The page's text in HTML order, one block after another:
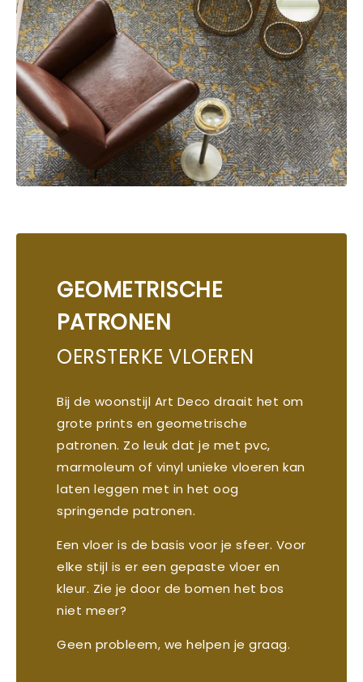
GEOMETRISCHE
PATRONEN
OERSTERKE VLOEREN
Bij de woonstijl Art Deco draait het om
grote prints en geometrische
patronen. Zo leuk dat je met pvc,
marmoleum of vinyl unieke vloeren kan
laten leggen met in het oog
springende patronen.
Een vloer is de basis voor je sfeer. Voor
elke stijl is er een gepaste vloer en
kleur. Zie je door de bomen het bos
niet meer?
Geen probleem, we helpen je graag.